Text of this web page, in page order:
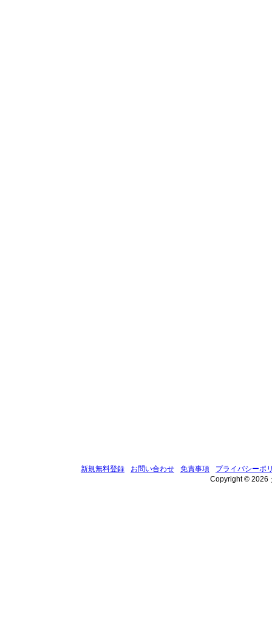
新規無料登録 お問い合わせ 免責事項
プライバシーポ
Copyright © 2026